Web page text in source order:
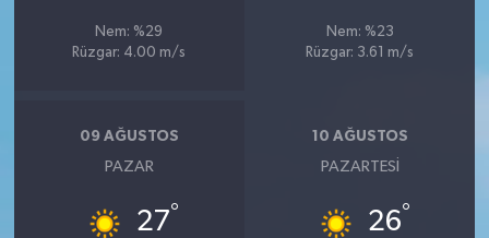
Nem: %29
Rüzgar: 4.00 m/s
Nem: %23
Rüzgar: 3.61 m/s
09 AĞUSTOS
PAZAR
27°
10 AĞUSTOS
PAZARTESI
26°